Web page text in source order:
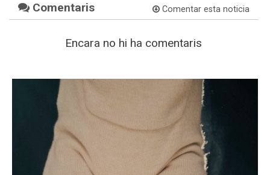
Comentaris Comentar esta noticia
Encara no hi ha comentaris